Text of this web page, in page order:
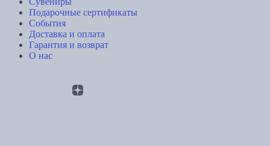
Подарочные сертификаты
События
Доставка и оплата
Гарантия и возврат
О нас